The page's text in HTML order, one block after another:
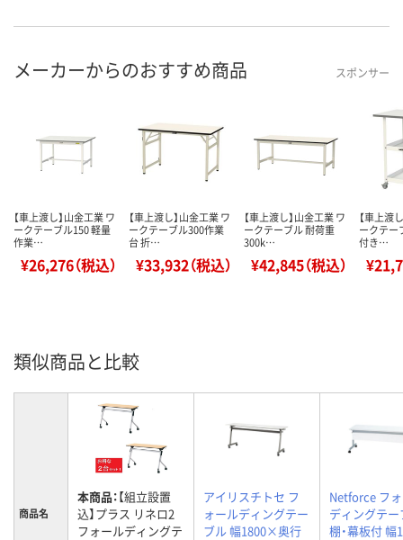
メーカーからのおすすめ商品 スポンサー
【車上渡し】山金工業 ワ
ークテーブル150 軽量
作業…
¥26,276（税込）
【車上渡し】山金工業 ワ
ークテーブル300作業
台 折…
¥33,932（税込）
【車上渡し】山金工業 ワ
ークテーブル 耐荷重
300k…
¥42,845（税込）
【車上渡
ークテー
付き…
類似商品と比較
商品名
本商品：【組立設置
込】プラス リネロ2
フォールディングテ
アイリスチトセ フ
ォールディングテー
ブル 幅1800×奥行
Netforce フ
ディングテー
棚・幕板付